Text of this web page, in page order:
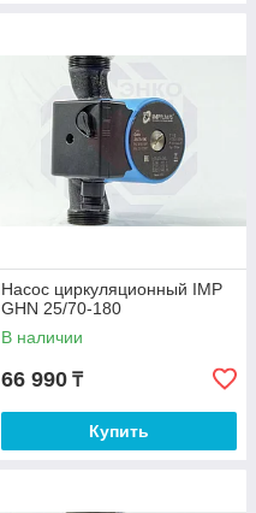
Насос циркуляционный IMP
GHN 25/70-180
В наличии
66 990 ₸
Купить